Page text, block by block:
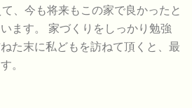
、今も将来もこの家で良かったと
ます。 家づくりをしっかり勉強
た末に私どもを訪ねて頂くと、最
。